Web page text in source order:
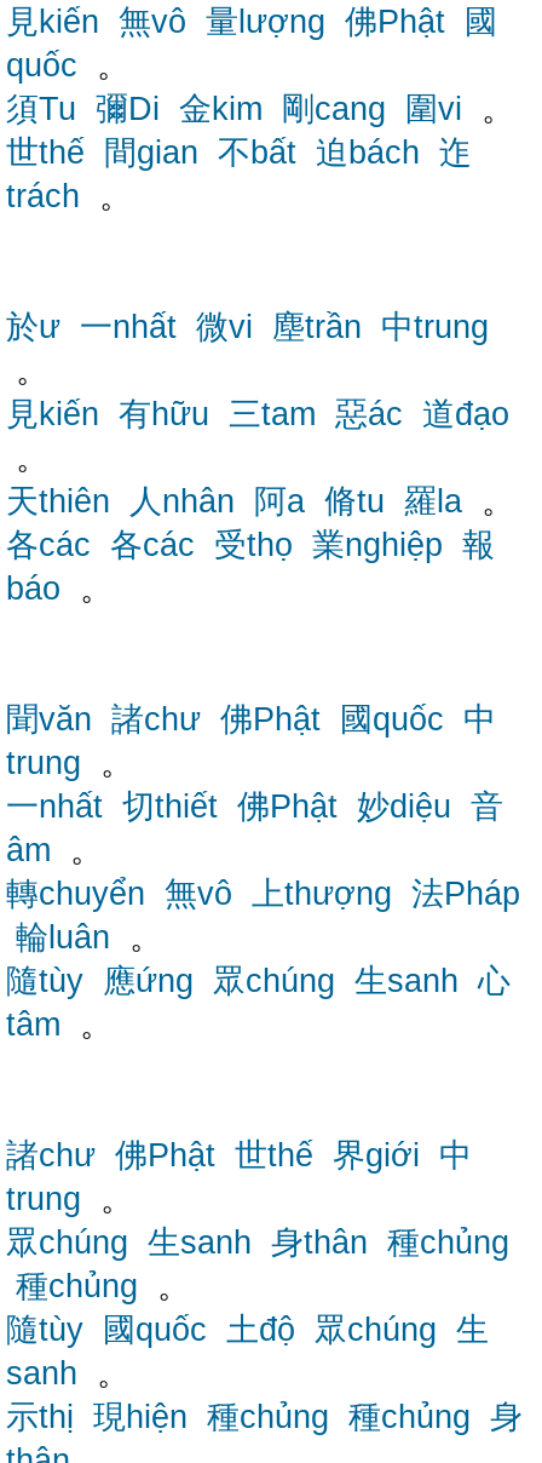
見kiến 無vô 量lượng 佛Phật
國
quốc 。
須Tu 彌Di 金kim 剛cang 圍vi 。
世thế
間gian 不bất 迫bách 迮
trách 。
於ư 一nhất 微vi 塵trần 中trung
。
見kiến 有hữu 三tam 惡ác 道đạo
。
天thiên
人nhân 阿a 脩tu 羅la 。
各các 各các 受thọ 業nghiệp 報
báo 。
聞văn 諸chư 佛Phật 國quốc 中
trung 。
一nhất 切thiết 佛Phật 妙diệu 音
âm 。
轉chuyển 無vô 上thượng 法Pháp
輪luân 。
隨tùy
應ứng 眾chúng 生sanh 心
tâm 。
諸chư 佛Phật 世thế 界giới 中
trung 。
眾chúng 生sanh 身thân 種chủng
種chủng 。
隨tùy
國quốc 土độ 眾chúng 生
sanh 。
示thị 現hiện 種chủng 種chủng 身